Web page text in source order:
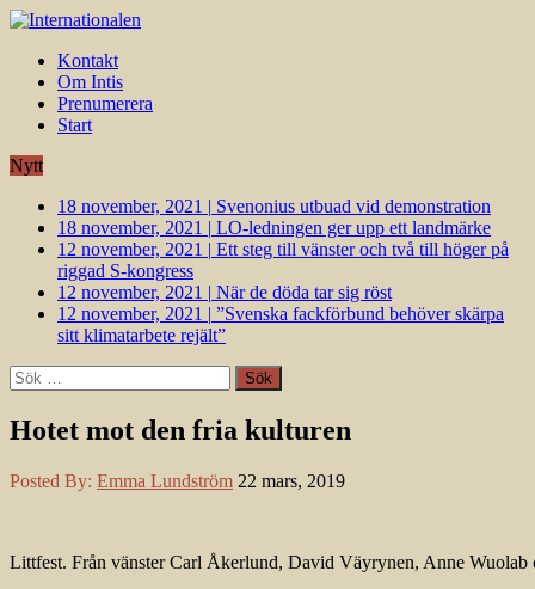
Kontakt
Om Intis
Prenumerera
Start
Nytt
18 november, 2021 | Svenonius utbuad vid demonstration
18 november, 2021 | LO-ledningen ger upp ett landmärke
12 november, 2021 | Ett steg till vänster och två till höger på
riggad S-kongress
12 november, 2021 | När de döda tar sig röst
12 november, 2021 | ”Svenska fackförbund behöver skärpa
sitt klimatarbete rejält”
Sök
efter:
Hotet mot den fria kulturen
Posted By: Emma Lundström 22 mars, 2019
Littfest. Från vänster Carl Åkerlund, David Väyrynen, Anne Wuolab